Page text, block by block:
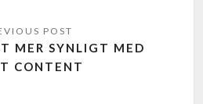
MER SYNLIGT MED
CONTENT